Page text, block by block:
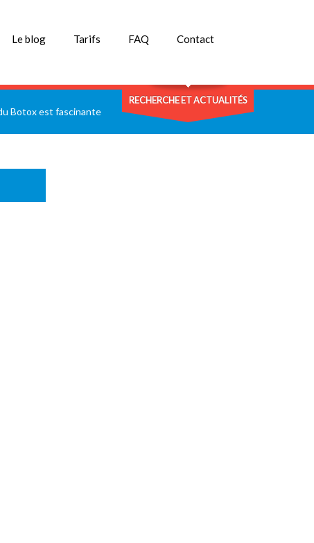
Le blog Tarifs FAQ Contact
RECHERCHE ET ACTUALITÉS
Botox est fascinante